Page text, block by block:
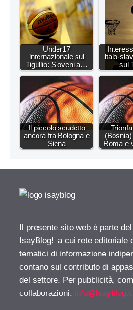
Under17
internazionale sul
Tigullio: Sloveni a…
italo-
sul
Il piccolo scudetto
ancora fra Bologna e
Siena
Roma e
Il presente sito web è parte
IsayBlog! la cui rete editoriale
tematici di informazione
contano sul contributo di
del settore. Per pubblicità,
collaborazioni: